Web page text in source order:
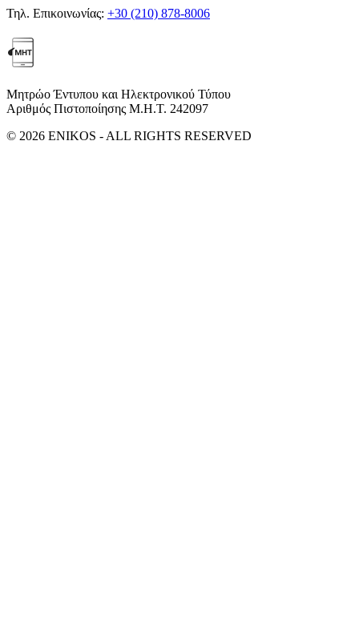
Τηλ. Επικοινωνίας: +30 (210) 878-8006
Μητρώο Έντυπου και Ηλεκτρονικού Τύπου
Αριθμός Πιστοποίησης Μ.Η.Τ. 242097
© 2026 ENIKOS - ALL RIGHTS RESERVED